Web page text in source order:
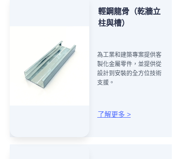
了解更多 >
輕鋼龍骨（乾牆立
柱與槽）
為工業和建築專案提供客
製化金屬零件，並提供從
設計到安裝的全方位技術
支援。